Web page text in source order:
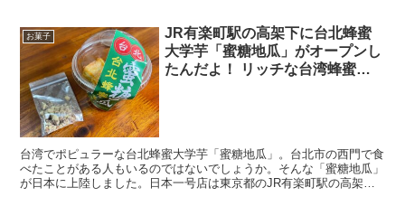
お菓子
JR有楽町駅の高架下に台北蜂蜜
大学芋「蜜糖地瓜」がオープンし
たんだよ！ リッチな台湾蜂蜜
台湾でポピュラーな台北蜂蜜大学芋「蜜糖地瓜」。台北市の西門で食
べたことがある人もいるのではないでしょうか。そんな「蜜糖地瓜」
が日本に上陸しました。日本一号店は東京都のJR有楽町駅の高架